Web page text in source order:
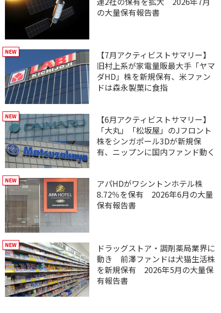
の大量保有報告書
【7月アクティビストサマリー】
旧村上系が家電量販最大手「ヤマ
ダHD」株を新規保有、米ファン
ドは森永製菓に食指
【6月アクティビストサマリー】
「大丸」「松坂屋」のJフロント
株をシンガポール3Dが新規保
有、ニップンに国内ファンド動く
アパHDがワシントンホテル株
8.72％を保有 2026年6月の大量
保有報告書
ドラッグストア・調剤薬局業界に
動き 前澤ファンドは犬猫生活株
を新規保有 2026年5月の大量保
有報告書